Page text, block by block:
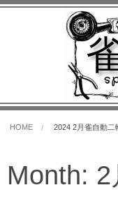
HOME 2024 2月雀自動二
Month: 2